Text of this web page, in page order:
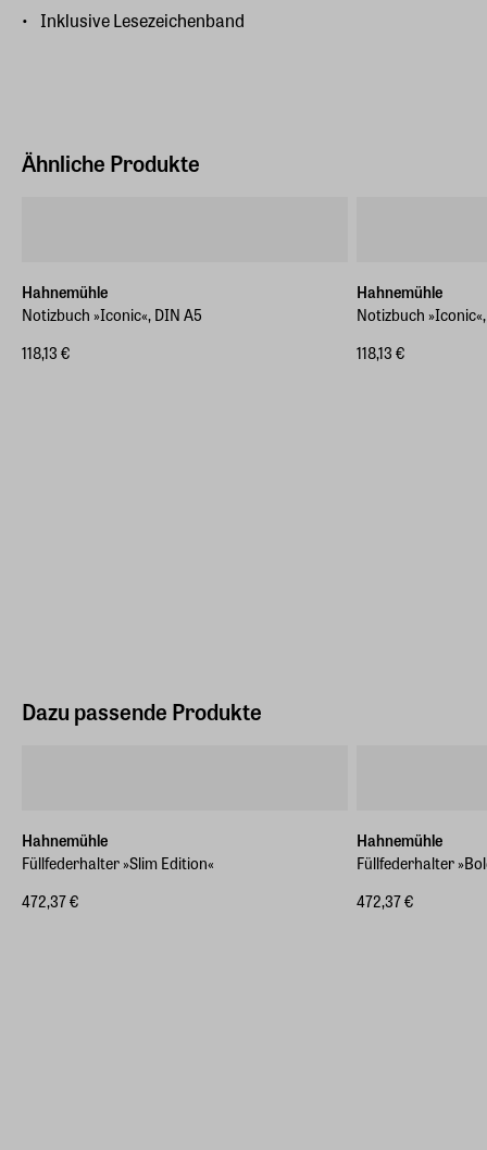
Inklusive Lesezeichenband
Ähnliche Produkte
Hahnemühle
Notizbuch »Iconic«, DIN A5
118,13 €
Hahnemühle
Notizbuch
118,13 €
Dazu passende Produkte
Hahnemühle
Füllfederhalter »Slim Edition«
472,37 €
Hahnemühle
Füllfederhalter
472,37 €